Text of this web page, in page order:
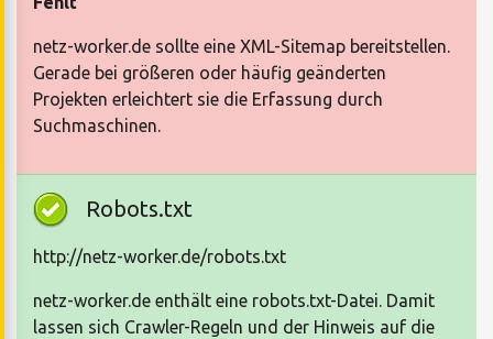
netz-worker.de sollte eine XML-Sitemap bereitstellen.
Gerade bei größeren oder häufig geänderten
Projekten erleichtert sie die Erfassung durch
Suchmaschinen.
Robots.txt
http://netz-worker.de/robots.txt
netz-worker.de enthält eine robots.txt-Datei. Damit
lassen sich Crawler-Regeln und der Hinweis auf die